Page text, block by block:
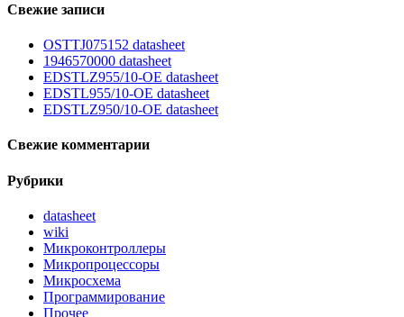
Свежие записи
OSTTJ075152 datasheet
1946570000 datasheet
EDSTLZ955/10-OE datasheet
EDSTL955/10-OE datasheet
EDSTLZ950/10-OE datasheet
Свежие комментарии
Рубрики
datasheet
wiki
Микроконтроллеры
Микропроцессоры
Микросхема
Программирование
Прочее